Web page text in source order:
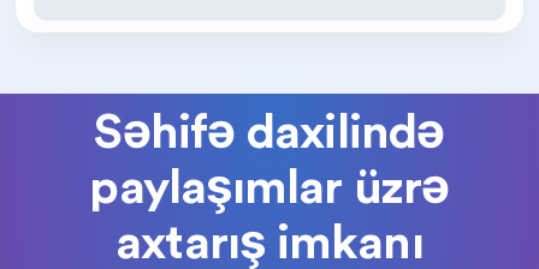
Səhifə daxilində
paylaşımlar üzrə
axtarış imkanı